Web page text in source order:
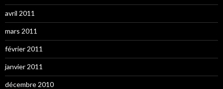
avril 2011
mars 2011
février 2011
janvier 2011
décembre 2010